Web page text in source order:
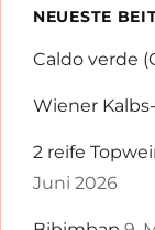
NEUESTE
Caldo verde
Wiener
2 reife
Juni 2026